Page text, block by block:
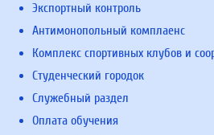
Экспортный контроль
Антимонопольный комплаенс
Комплекс спортивных клубов и
Студенческий городок
Служебный раздел
Оплата обучения